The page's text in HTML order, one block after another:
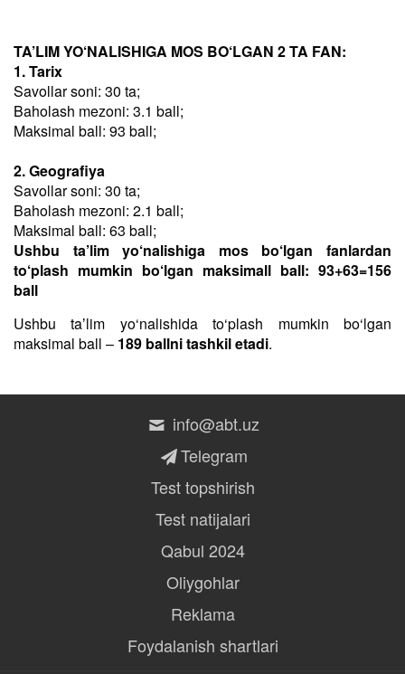
TA’LIM YO‘NALISHIGA MOS BO‘LGAN 2 TA FAN:
1. Tarix
Savollar soni: 30 ta;
Baholash mezoni: 3.1 ball;
Maksimal ball: 93 ball;
2. Geografiya
Savollar soni: 30 ta;
Baholash mezoni: 2.1 ball;
Maksimal ball: 63 ball;
Ushbu ta’lim yo‘nalishiga mos bo‘lgan fanlardan
to‘plash mumkin bo‘lgan maksimall ball: 93+63=156
ball
Ushbu taʼlim yo‘nalishida to‘plash mumkin bo‘lgan
maksimal ball – 189 ballni tashkil etadi.
info@abt.uz
Telegram
Test topshirish
Test natijalari
Qabul 2024
Oliygohlar
Reklama
Foydalanish shartlari